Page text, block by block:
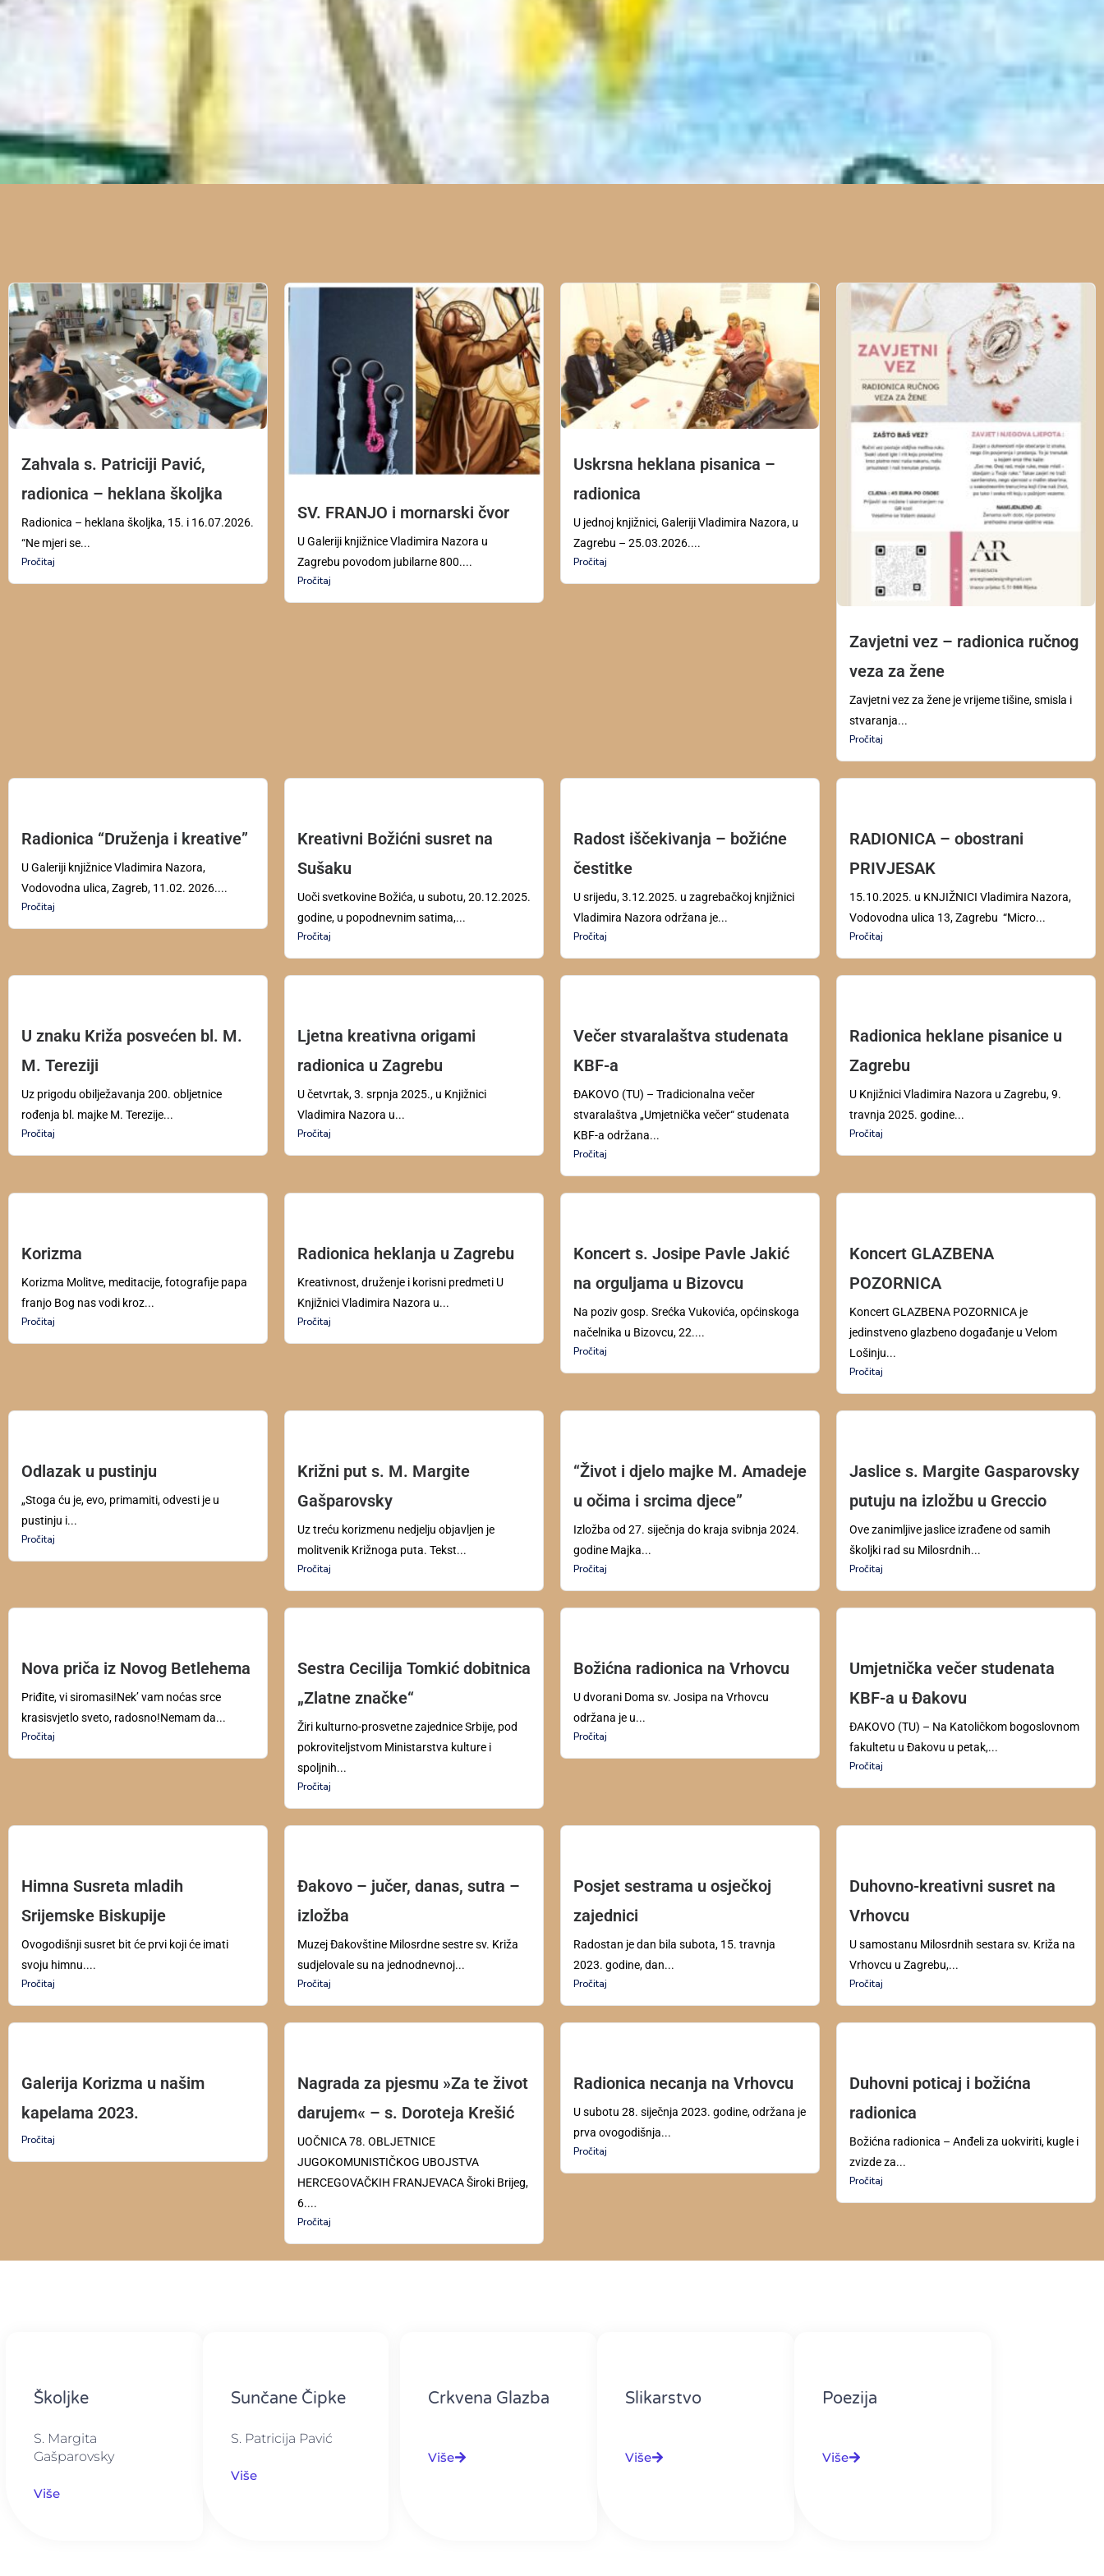
Zahvala s. Patriciji Pavić,
radionica – heklana školjka
Radionica – heklana školjka, 15. i 16.07.2026.
“Ne mjeri se...
Pročitaj
SV. FRANJO i mornarski čvor
U Galeriji knjižnice Vladimira Nazora u
Zagrebu povodom jubilarne 800....
Pročitaj
Uskrsna heklana pisanica –
radionica
U jednoj knjižnici, Galeriji Vladimira Nazora, u
Zagrebu – 25.03.2026....
Pročitaj
Zavjetni vez – radionica ručnog
veza za žene
Zavjetni vez za žene je vrijeme tišine, smisla i
stvaranja...
Pročitaj
Radionica “Druženja i kreative”
U Galeriji knjižnice Vladimira Nazora,
Vodovodna ulica, Zagreb, 11.02. 2026....
Pročitaj
Kreativni Božićni susret na
Sušaku
Uoči svetkovine Božića, u subotu, 20.12.2025.
godine, u popodnevnim satima,...
Pročitaj
Radost iščekivanja – božićne
čestitke
U srijedu, 3.12.2025. u zagrebačkoj knjižnici
Vladimira Nazora održana je...
Pročitaj
RADIONICA – obostrani
PRIVJESAK
15.10.2025. u KNJIŽNICI Vladimira Nazora,
Vodovodna ulica 13, Zagrebu “Micro...
Pročitaj
U znaku Križa posvećen bl. M.
M. Tereziji
Uz prigodu obilježavanja 200. obljetnice
rođenja bl. majke M. Terezije...
Pročitaj
Ljetna kreativna origami
radionica u Zagrebu
U četvrtak, 3. srpnja 2025., u Knjižnici
Vladimira Nazora u...
Pročitaj
Večer stvaralaštva studenata
KBF-a
ĐAKOVO (TU) – Tradicionalna večer
stvaralaštva „Umjetnička večer“ studenata
KBF-a održana...
Pročitaj
Radionica heklane pisanice u
Zagrebu
U Knjižnici Vladimira Nazora u Zagrebu, 9.
travnja 2025. godine...
Pročitaj
Korizma
Korizma Molitve, meditacije, fotografije papa
franjo Bog nas vodi kroz...
Pročitaj
Radionica heklanja u Zagrebu
Kreativnost, druženje i korisni predmeti U
Knjižnici Vladimira Nazora u...
Pročitaj
Koncert s. Josipe Pavle Jakić
na orguljama u Bizovcu
Na poziv gosp. Srećka Vukovića, općinskoga
načelnika u Bizovcu, 22....
Pročitaj
Koncert GLAZBENA
POZORNICA
Koncert GLAZBENA POZORNICA je
jedinstveno glazbeno događanje u Velom
Lošinju...
Pročitaj
Odlazak u pustinju
„Stoga ću je, evo, primamiti, odvesti je u
pustinju i...
Pročitaj
Križni put s. M. Margite
Gašparovsky
Uz treću korizmenu nedjelju objavljen je
molitvenik Križnoga puta. Tekst...
Pročitaj
“Život i djelo majke M. Amadeje
u očima i srcima djece”
Izložba od 27. siječnja do kraja svibnja 2024.
godine Majka...
Pročitaj
Jaslice s. Margite Gasparovsky
putuju na izložbu u Greccio
Ove zanimljive jaslice izrađene od samih
školjki rad su Milosrdnih...
Pročitaj
Nova priča iz Novog Betlehema
Priđite, vi siromasi!Nek’ vam noćas srce
krasisvjetlo sveto, radosno!Nemam da...
Pročitaj
Sestra Cecilija Tomkić dobitnica
„Zlatne značke“
Žiri kulturno-prosvetne zajednice Srbije, pod
pokroviteljstvom Ministarstva kulture i
spoljnih...
Pročitaj
Božićna radionica na Vrhovcu
U dvorani Doma sv. Josipa na Vrhovcu
održana je u...
Pročitaj
Umjetnička večer studenata
KBF-a u Đakovu
ĐAKOVO (TU) – Na Katoličkom bogoslovnom
fakultetu u Đakovu u petak,...
Pročitaj
Himna Susreta mladih
Srijemske Biskupije
Ovogodišnji susret bit će prvi koji će imati
svoju himnu....
Pročitaj
Đakovo – jučer, danas, sutra –
izložba
Muzej Đakovštine Milosrdne sestre sv. Križa
sudjelovale su na jednodnevnoj...
Pročitaj
Posjet sestrama u osječkoj
zajednici
Radostan je dan bila subota, 15. travnja
2023. godine, dan...
Pročitaj
Duhovno-kreativni susret na
Vrhovcu
U samostanu Milosrdnih sestara sv. Križa na
Vrhovcu u Zagrebu,...
Pročitaj
Galerija Korizma u našim
kapelama 2023.
Pročitaj
Nagrada za pjesmu »Za te život
darujem« – s. Doroteja Krešić
UOČNICA 78. OBLJETNICE
JUGOKOMUNISTIČKOG UBOJSTVA
HERCEGOVAČKIH FRANJEVACA Široki Brijeg,
6....
Pročitaj
Radionica necanja na Vrhovcu
U subotu 28. siječnja 2023. godine, održana je
prva ovogodišnja...
Pročitaj
Duhovni poticaj i božićna
radionica
Božićna radionica – Anđeli za uokviriti, kugle i
zvizde za...
Pročitaj
Školjke
S. Margita
Gašparovsky
Više
Sunčane Čipke
S. Patricija Pavić
Više
Crkvena Glazba
Više
Slikarstvo
Više
Poezija
Više